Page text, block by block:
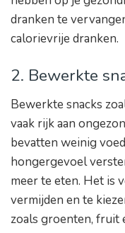
dranken te
calorievrije dranken.
2. Bewerkte
Bewerkte snacks
vaak rijk aan
bevatten weinig
hongergevoel
meer te eten. Het is
vermijden en te
zoals groenten, fruit